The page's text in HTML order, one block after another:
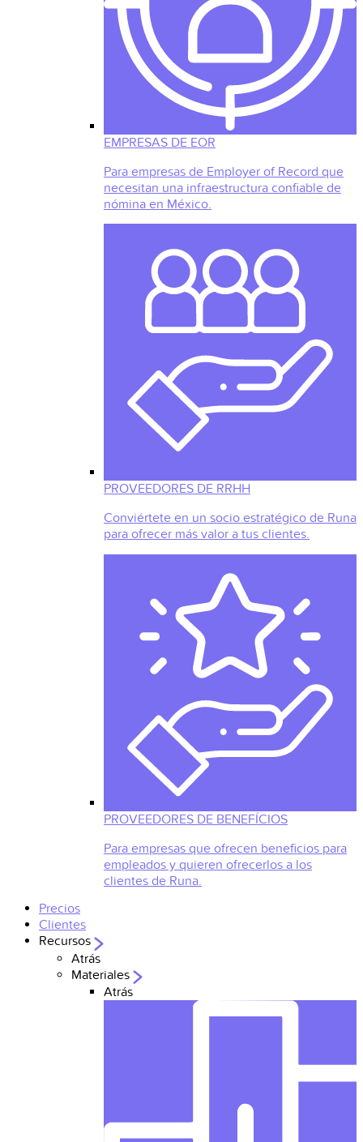
EMPRESAS DE EOR
Para empresas de Employer of Record que
necesitan una infraestructura confiable de
nómina en México.
PROVEEDORES DE RRHH
Conviértete en un socio estratégico de Runa
para ofrecer más valor a tus clientes.
PROVEEDORES DE BENEFÍCIOS
Para empresas que ofrecen beneficios para
empleados y quieren ofrecerlos a los
clientes de Runa.
Precios
Clientes
Recursos
Atrás
Materiales
Atrás